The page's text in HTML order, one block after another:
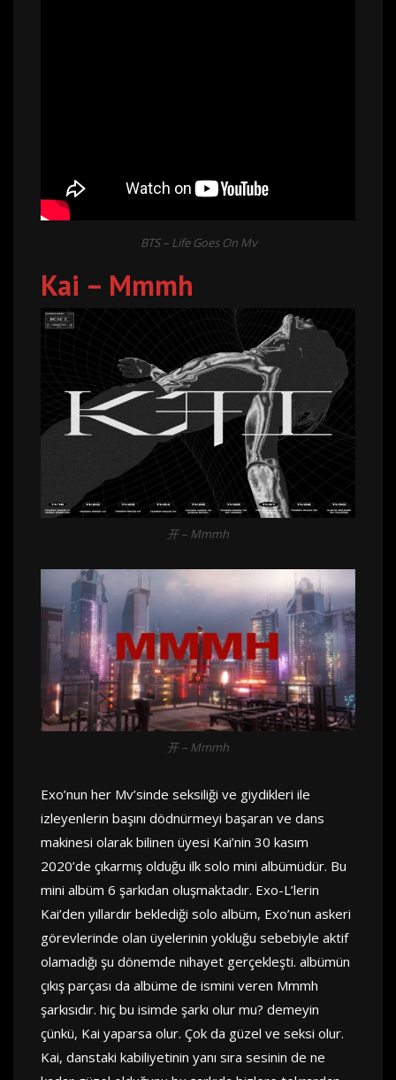
BTS – Life Goes On Mv
Kai – Mmmh
开 – Mmmh
开 – Mmmh
Exo’nun her Mv’sinde seksiliği ve giydikleri ile
izleyenlerin başını dödnürmeyi başaran ve dans
makinesi olarak bilinen üyesi Kai’nin 30 kasım
2020’de çıkarmış olduğu ilk solo mini albümüdür. Bu
mini albüm 6 şarkıdan oluşmaktadır. Exo-L’lerin
Kai’den yıllardır beklediği solo albüm, Exo’nun askeri
görevlerinde olan üyelerinin yokluğu sebebiyle aktif
olamadığı şu dönemde nihayet gerçekleşti. albümün
çıkış parçası da albüme de ismini veren Mmmh
şarkısıdır. hiç bu isimde şarkı olur mu? demeyin
çünkü, Kai yaparsa olur. Çok da güzel ve seksi olur.
Kai, danstaki kabiliyetinin yanı sıra sesinin de ne